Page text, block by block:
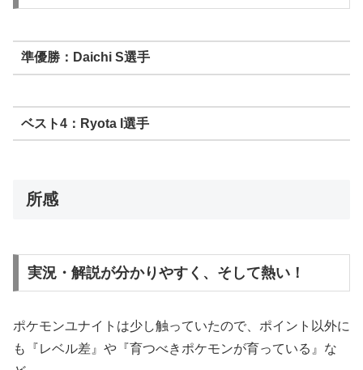
準優勝：Daichi S選手
ベスト4：Ryota I選手
所感
実況・解説が分かりやすく、そして熱い！
ポケモンユナイトは少し触っていたので、ポイント以外に
も『レベル差』や『育つべきポケモンが育っている』な